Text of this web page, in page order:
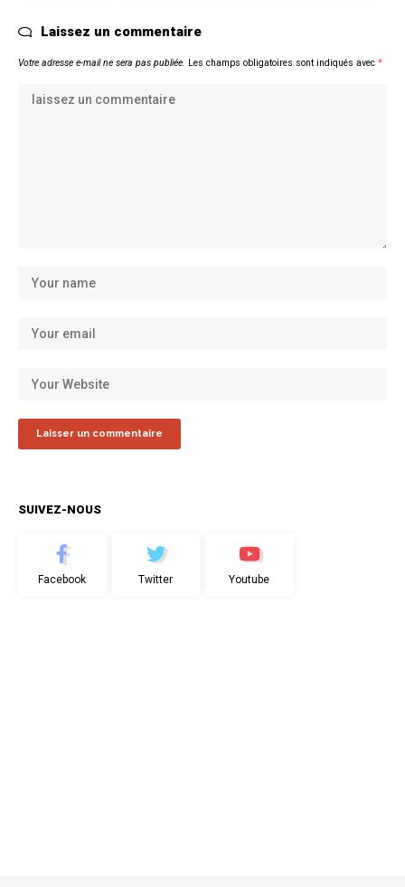
Laissez un commentaire
Votre adresse e-mail ne sera pas publiée. Les champs obligatoires sont indiqués avec *
SUIVEZ-NOUS
Facebook Twitter Youtube